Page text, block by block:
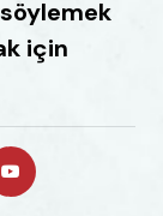
için